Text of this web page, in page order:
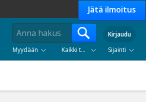
Jätä ilmoitus
Kirjaudu
Myydään
Kaikki tuoteryhmät Sijainti